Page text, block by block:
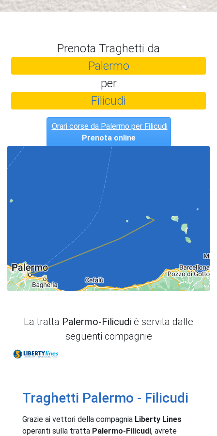
Prenota Traghetti da
Palermo
per
Filicudi
Orari corse da Palermo per Filicudi
Prenota online
La tratta Palermo-Filicudi è servita dalle
seguenti compagnie
Traghetti Palermo - Filicudi
Grazie ai vettori della compagnia Liberty Lines
operanti sulla tratta Palermo-Filicudi, avrete